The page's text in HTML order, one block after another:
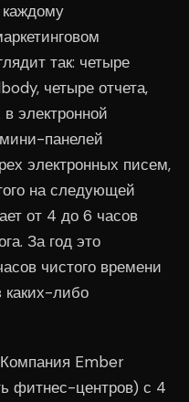
так: четыре
четыре отчета,
электронной
панелей
электронных писем,
на следующей
от 4 до 6 часов
За год это
чистого времени
каких-либо
Ember
фитнес-центров) с 4